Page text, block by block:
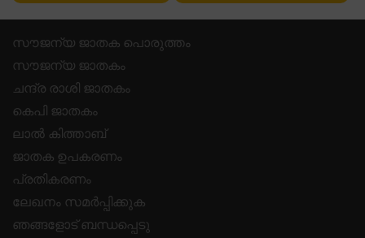
സൗജന്യ ജാതക പൊരുത്തം
സൗജന്യ ജാതകം
ചന്ദ്ര രാശി ജാതകം
കെപി ജാതകം
ലാൽ കിത്താബ്
ജാതക ഉപകരണം
പ്രതികരണം
ലേഖനം സമർപ്പിക്കുക
ഞങ്ങളോട് ബന്ധപ്പെടു